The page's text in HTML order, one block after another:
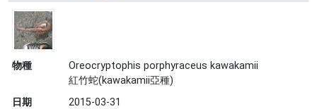
物種
Oreocryptophis porphyraceus kawakamii
紅竹蛇(kawakamii亞種)
日期
2015-03-31